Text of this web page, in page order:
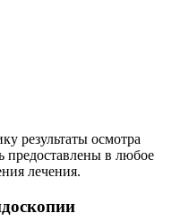
результаты осмотра
предоставлены в любое
лечения.